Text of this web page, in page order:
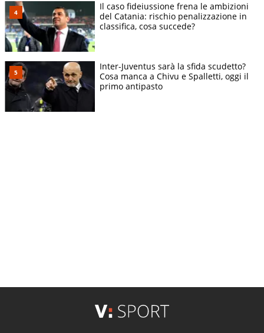
Il caso fideiussione frena le ambizioni
del Catania: rischio penalizzazione in
classifica, cosa succede?
Inter-Juventus sarà la sfida scudetto?
Cosa manca a Chivu e Spalletti, oggi il
primo antipasto